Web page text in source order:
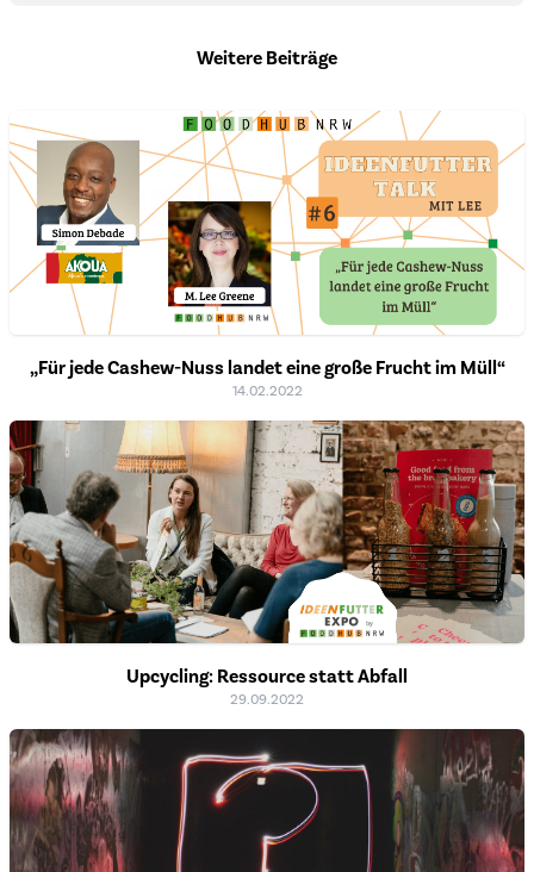
Weitere Beiträge
„Für jede Cashew-Nuss landet eine große Frucht im Müll“
14.02.2022
Upcycling: Ressource statt Abfall
29.09.2022